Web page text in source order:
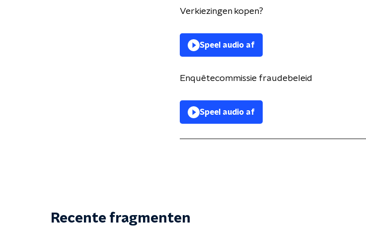
Verkiezingen kopen?
Speel audio af
Enquêtecommissie fraudebeleid
Speel audio af
Recente fragmenten